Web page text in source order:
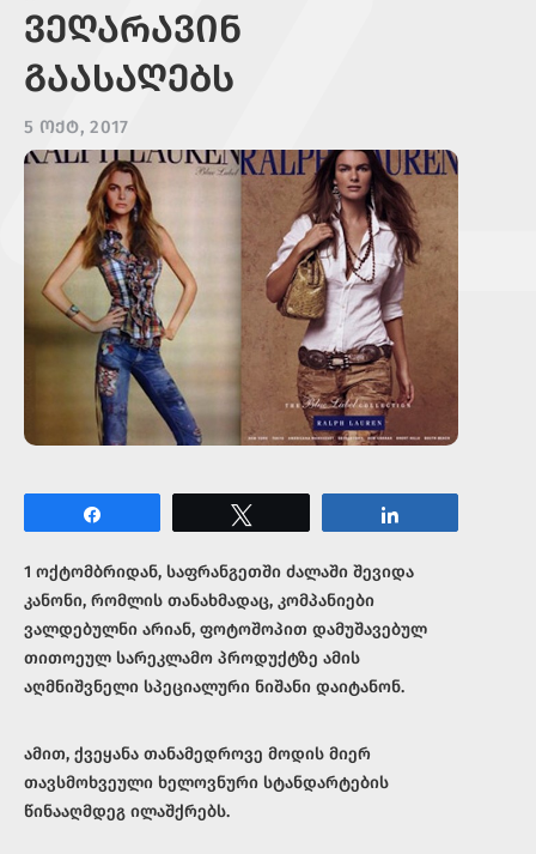
ᲕᲔᲦᲐᲠᲐᲕᲘᲜ
ᲒᲐᲐᲡᲐᲦᲔᲑᲡ
5 ᲝᲥᲢ, 2017
1 ოქტომბრიდან, საფრანგეთში ძალაში შევიდა
კანონი, რომლის თანახმადაც, კომპანიები
ვალდებულნი არიან, ფოტოშოპით დამუშავებულ
თითოეულ სარეკლამო პროდუქტზე ამის
აღმნიშვნელი სპეციალური ნიშანი დაიტანონ.
ამით, ქვეყანა თანამედროვე მოდის მიერ
თავსმოხვეული ხელოვნური სტანდარტების
წინააღმდეგ ილაშქრებს.